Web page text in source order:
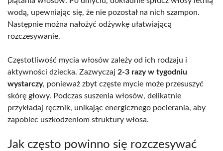
wodą, upewniając się, że nie pozostał na nich szampon.
Następnie można nałożyć odżywkę ułatwiającą
rozczesywanie.
Częstotliwość mycia włosów zależy od ich rodzaju i
aktywności dziecka. Zazwyczaj 2-3 razy w tygodniu
wystarczy, ponieważ zbyt częste mycie może przesuszyć
skórę głowy. Podczas suszenia włosów, delikatnie
przykładaj ręcznik, unikając energicznego pocierania, aby
zapobiec uszkodzeniom struktury włosa.
Jak często powinno się rozczesywać